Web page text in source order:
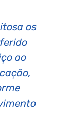
os
ao